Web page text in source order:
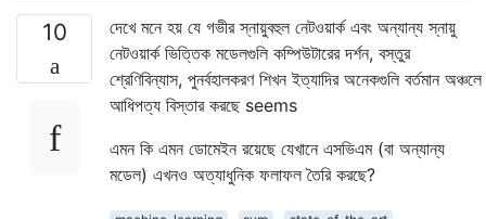
10
দেখে মনে হয় যে গভীর স্নায়ুবহুল নেটওয়ার্ক এবং অন্যান্য স্নায়ু
নেটওয়ার্ক ভিত্তিক মডেলগুলি কম্পিউটারের দর্শন, বস্তুর
শ্রেণিবিন্যাস, পুনর্বহালকরণ শিখন ইত্যাদির অনেকগুলি বর্তমান অঞ্চলে
আধিপত্য বিস্তার করছে seems
এমন কি এমন ডোমেইন রয়েছে যেখানে এসভিএম (বা অন্যান্য
মডেল) এখনও অত্যাধুনিক ফলাফল তৈরি করছে?